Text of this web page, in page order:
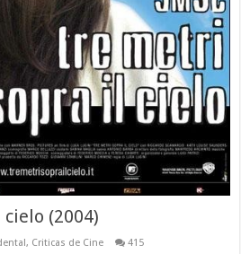
(2004)
, Criticas de Cine 415